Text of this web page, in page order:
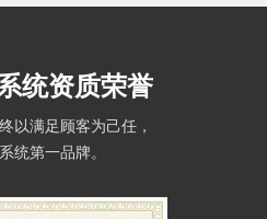
统资质荣誉
以满足顾客为己任，
统第一品牌。